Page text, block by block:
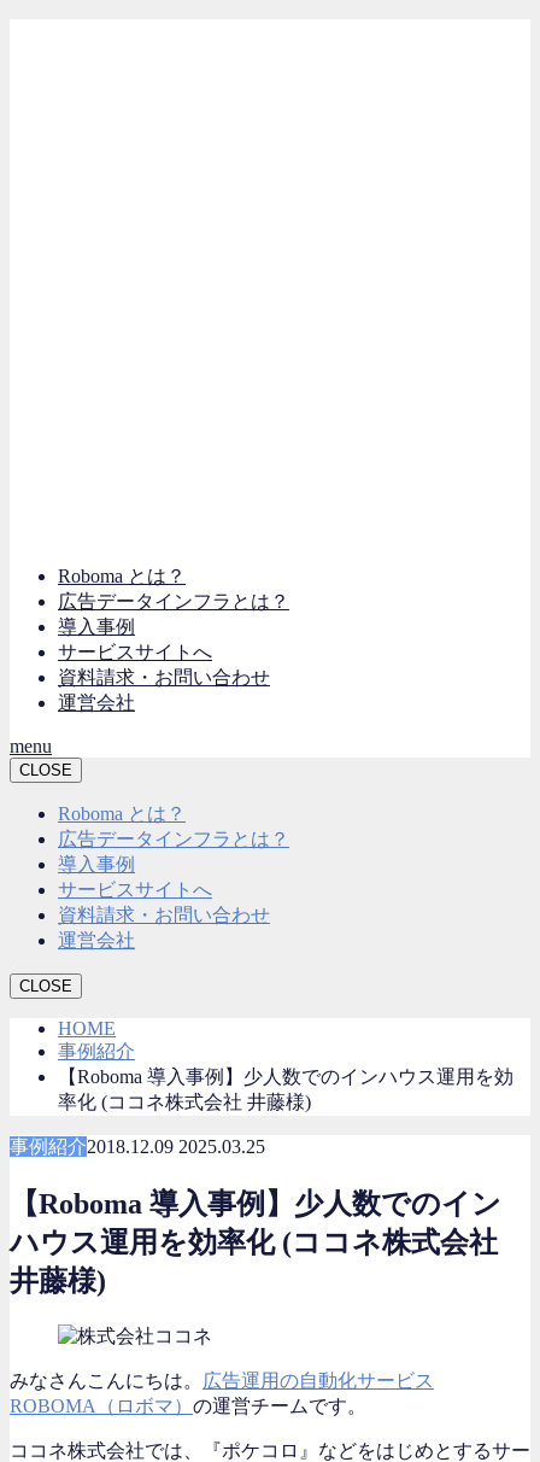
Roboma とは？
広告データインフラとは？
導入事例
サービスサイトへ
資料請求・お問い合わせ
運営会社
menu
CLOSE
Roboma とは？
広告データインフラとは？
導入事例
サービスサイトへ
資料請求・お問い合わせ
運営会社
CLOSE
HOME
事例紹介
【Roboma 導入事例】少人数でのインハウス運用を効
率化 (ココネ株式会社 井藤様)
事例紹介2018.12.09 2025.03.25
【Roboma 導入事例】少人数でのイン
ハウス運用を効率化 (ココネ株式会社
井藤様)
みなさんこんにちは。
広告運用の自動化サービス
ROBOMA（ロボマ） の運営チームです。
ココネ株式会社では、『ポケコロ』などをはじめとするサー